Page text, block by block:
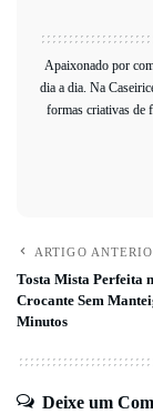
Apaixonado por
dia a dia. Na
formas criativas de
ARTIGO
Tosta Mista Perfeita
Crocante Sem
Minutos
Deixe um